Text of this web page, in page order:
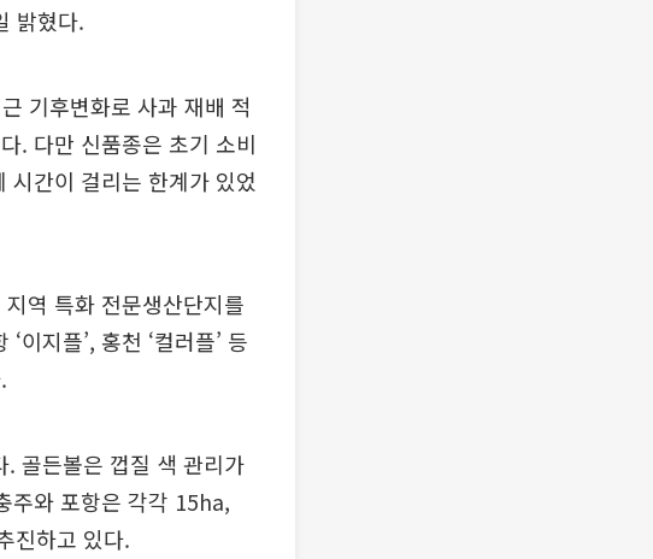
밝혔다.
기후변화로 사과 재배 적
. 다만 신품종은 초기 소비
시간이 걸리는 한계가 있었
역 특화 전문생산단지를
이지플’, 홍천 ‘컬러플’ 등
골든볼은 껍질 색 관리가
주와 포항은 각각 15ha,
진하고 있다.